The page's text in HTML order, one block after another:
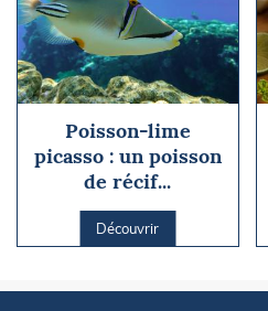
Poisson-lime
picasso : un poisson
de récif...
Découvrir